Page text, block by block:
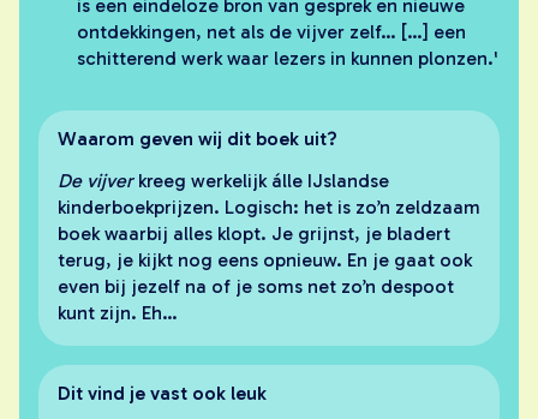
is een eindeloze bron van gesprek en nieuwe
ontdekkingen, net als de vijver zelf… […] een
schitterend werk waar lezers in kunnen plonzen.'
Waarom geven wij dit boek uit?
De vijver kreeg werkelijk álle IJslandse
kinderboekprijzen. Logisch: het is zo’n zeldzaam
boek waarbij alles klopt. Je grijnst, je bladert
terug, je kijkt nog eens opnieuw. En je gaat ook
even bij jezelf na of je soms net zo’n despoot
kunt zijn. Eh…
Dit vind je vast ook leuk